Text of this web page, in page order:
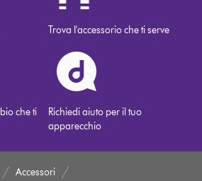
Trova l'accessorio che ti serve
che ti
Richiedi aiuto per il tuo
apparecchio
Accessori